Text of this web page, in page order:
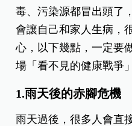
毒、污染源都冒出頭了
會讓自己和家人生病，
心，以下幾點，一定要
場「看不見的健康戰爭
1.雨天後的赤腳危機
雨天過後，很多人會直